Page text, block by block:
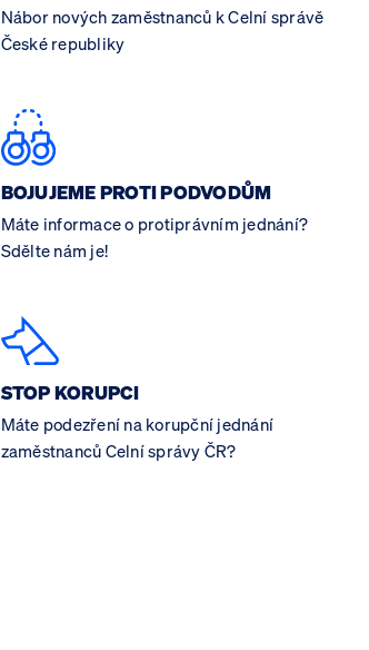
Nábor nových zaměstnanců k Celní správě
České republiky
BOJUJEME PROTI PODVODŮM
Máte informace o protiprávním jednání?
Sdělte nám je!
STOP KORUPCI
Máte podezření na korupční jednání
zaměstnanců Celní správy ČR?